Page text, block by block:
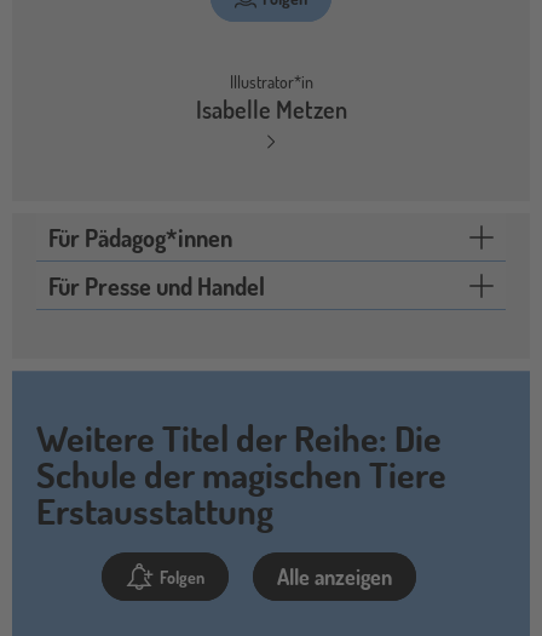
Illustrator*in
Isabelle Metzen
Für Pädagog*innen
Für Presse und Handel
Weitere Titel der Reihe: Die
Schule der magischen Tiere
Erstausstattung
Folgen Alle anzeigen